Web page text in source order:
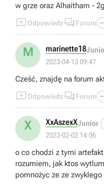
w grze oraz Alhaitham -
Odpowiedz  Forum
M marinette18
2023-04-13 09:47
Cześć, znajdę na forum
Odpowiedz  Forum
X XxAszexXJunior
2023-02-02 14:06
o co chodzi z tymi artefaktami x2 czy tam x3, x10 bo nie
rozumiem, jak ktos
pomnożyc ze ze